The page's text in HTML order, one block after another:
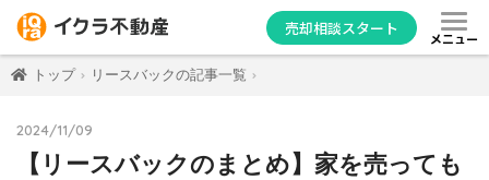
売却相談スタート
メニュー
トップ リースバックの記事一覧
2024/11/09
【リースバックのまとめ】家を売っても